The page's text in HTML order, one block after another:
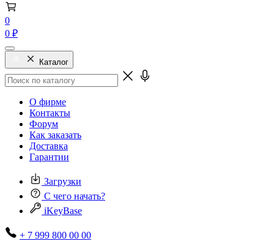
0
0 ₽
Каталог
О фирме
Контакты
Форум
Как заказать
Доставка
Гарантии
Загрузки
С чего начать?
iKeyBase
+ 7 999 800 00 00